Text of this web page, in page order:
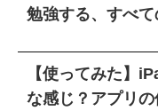
勉強する、すべ
【使ってみた】
な感じ？アプリ